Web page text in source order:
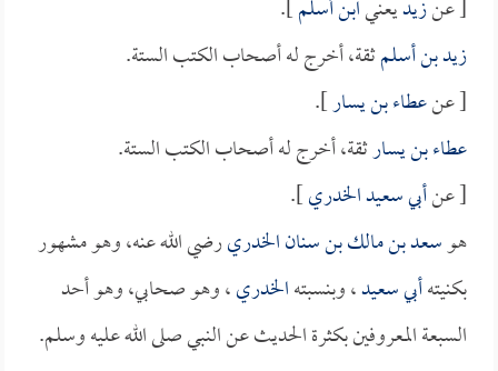
[ عنزيديعنيابن أسلم].
زيد بن أسلمثقة، أخرج له أصحاب الكتب الستة.
[ عنعطاء بن يسار].
عطاء بن يسارثقة، أخرج له أصحاب الكتب الستة.
[ عنأبي سعيد الخدري].
هوسعد بن مالك بن سنان الخدريرضي الله عنه، وهو مشهور
بكنيتهأبي سعيد، وبنسبتهالخدري، وهو صحابي، وهو أحد
السبعة المعروفين بكثرة الحديث عن النبي صلى الله عليه وسلم.